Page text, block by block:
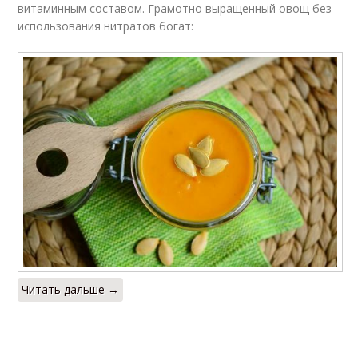
витаминным составом. Грамотно выращенный овощ без
использования нитратов богат:
Читать дальше →